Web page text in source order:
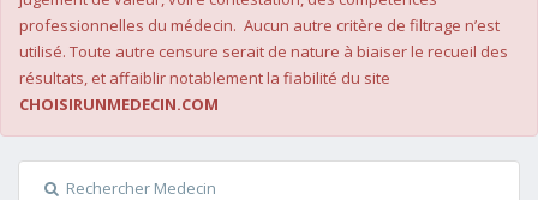
professionnelles du médecin. Aucun autre critère de filtrage n’est
utilisé. Toute autre censure serait de nature à biaiser le recueil des
résultats, et affaiblir notablement la fiabilité du site
CHOISIRUNMEDECIN.COM
Rechercher Medecin